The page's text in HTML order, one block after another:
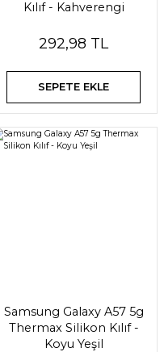
Kılıf - Kahverengi
292,98 TL
SEPETE EKLE
Samsung Galaxy A57 5g
Thermax Silikon Kılıf -
Koyu Yeşil